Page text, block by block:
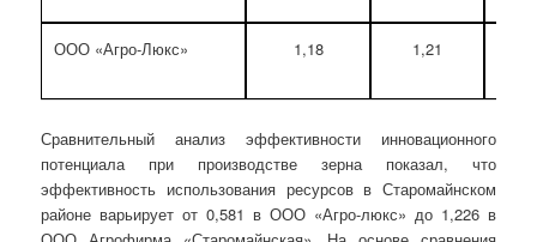
ООО «Агро-Люкс» 1,18 1,21
Сравнительный анализ эффективности инновационного
потенциала при производстве зерна показал, что
эффективность использования ресурсов в Старомайнском
районе варьирует от 0,581 в ООО «Агро-люкс» до 1,226 в